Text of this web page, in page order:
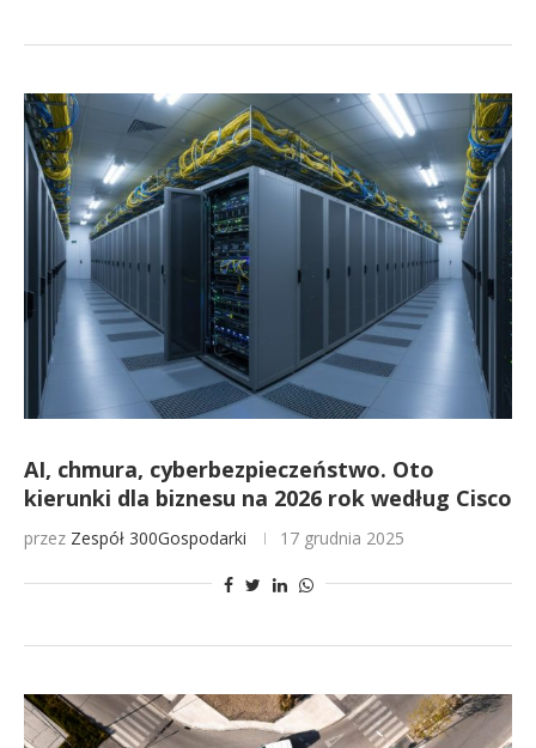
AI, chmura, cyberbezpieczeństwo. Oto
kierunki dla biznesu na 2026 rok według Cisco
przez Zespół 300Gospodarki 17 grudnia 2025